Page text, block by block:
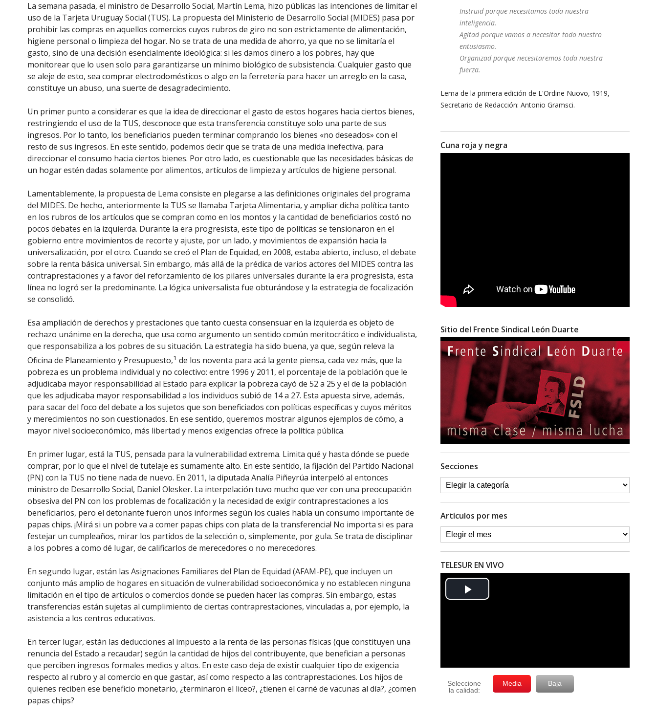
La semana pasada, el ministro de Desarrollo Social, Martín Lema, hizo públicas las intenciones de limitar el
uso de la Tarjeta Uruguay Social (TUS). La propuesta del Ministerio de Desarrollo Social (MIDES) pasa por
prohibir las compras en aquellos comercios cuyos rubros de giro no son estrictamente de alimentación,
higiene personal o limpieza del hogar. No se trata de una medida de ahorro, ya que no se limitaría el
gasto, sino de una decisión esencialmente ideológica: si les damos dinero a los pobres, hay que
monitorear que lo usen solo para garantizarse un mínimo biológico de subsistencia. Cualquier gasto que
se aleje de esto, sea comprar electrodomésticos o algo en la ferretería para hacer un arreglo en la casa,
constituye un abuso, una suerte de desagradecimiento.
Un primer punto a considerar es que la idea de direccionar el gasto de estos hogares hacia ciertos bienes,
restringiendo el uso de la TUS, desconoce que esta transferencia constituye solo una parte de sus
ingresos. Por lo tanto, los beneficiarios pueden terminar comprando los bienes «no deseados» con el
resto de sus ingresos. En este sentido, podemos decir que se trata de una medida inefectiva, para
direccionar el consumo hacia ciertos bienes. Por otro lado, es cuestionable que las necesidades básicas de
un hogar estén dadas solamente por alimentos, artículos de limpieza y artículos de higiene personal.
Lamentablemente, la propuesta de Lema consiste en plegarse a las definiciones originales del programa
del MIDES. De hecho, anteriormente la TUS se llamaba Tarjeta Alimentaria, y ampliar dicha política tanto
en los rubros de los artículos que se compran como en los montos y la cantidad de beneficiarios costó no
pocos debates en la izquierda. Durante la era progresista, este tipo de políticas se tensionaron en el
gobierno entre movimientos de recorte y ajuste, por un lado, y movimientos de expansión hacia la
universalización, por el otro. Cuando se creó el Plan de Equidad, en 2008, estaba abierto, incluso, el debate
sobre la renta básica universal. Sin embargo, más allá de la prédica de varios actores del MIDES contra las
contraprestaciones y a favor del reforzamiento de los pilares universales durante la era progresista, esta
línea no logró ser la predominante. La lógica universalista fue obturándose y la estrategia de focalización
se consolidó.
Esa ampliación de derechos y prestaciones que tanto cuesta consensuar en la izquierda es objeto de
rechazo unánime en la derecha, que usa como argumento un sentido común meritocrático e individualista,
que responsabiliza a los pobres de su situación. La estrategia ha sido buena, ya que, según releva la
Oficina de Planeamiento y Presupuesto,1 de los noventa para acá la gente piensa, cada vez más, que la
pobreza es un problema individual y no colectivo: entre 1996 y 2011, el porcentaje de la población que le
adjudicaba mayor responsabilidad al Estado para explicar la pobreza cayó de 52 a 25 y el de la población
que les adjudicaba mayor responsabilidad a los individuos subió de 14 a 27. Esta apuesta sirve, además,
para sacar del foco del debate a los sujetos que son beneficiados con políticas específicas y cuyos méritos
y merecimientos no son cuestionados. En ese sentido, queremos mostrar algunos ejemplos de cómo, a
mayor nivel socioeconómico, más libertad y menos exigencias ofrece la política pública.
En primer lugar, está la TUS, pensada para la vulnerabilidad extrema. Limita qué y hasta dónde se puede
comprar, por lo que el nivel de tutelaje es sumamente alto. En este sentido, la fijación del Partido Nacional
(PN) con la TUS no tiene nada de nuevo. En 2011, la diputada Analía Piñeyrúa interpeló al entonces
ministro de Desarrollo Social, Daniel Olesker. La interpelación tuvo mucho que ver con una preocupación
obsesiva del PN con los problemas de focalización y la necesidad de exigir contraprestaciones a los
beneficiarios, pero el detonante fueron unos informes según los cuales había un consumo importante de
papas chips. ¡Mirá si un pobre va a comer papas chips con plata de la transferencia! No importa si es para
festejar un cumpleaños, mirar los partidos de la selección o, simplemente, por gula. Se trata de disciplinar
a los pobres a como dé lugar, de calificarlos de merecedores o no merecedores.
En segundo lugar, están las Asignaciones Familiares del Plan de Equidad (AFAM-PE), que incluyen un
conjunto más amplio de hogares en situación de vulnerabilidad socioeconómica y no establecen ninguna
limitación en el tipo de artículos o comercios donde se pueden hacer las compras. Sin embargo, estas
transferencias están sujetas al cumplimiento de ciertas contraprestaciones, vinculadas a, por ejemplo, la
asistencia a los centros educativos.
En tercer lugar, están las deducciones al impuesto a la renta de las personas físicas (que constituyen una
renuncia del Estado a recaudar) según la cantidad de hijos del contribuyente, que benefician a personas
que perciben ingresos formales medios y altos. En este caso deja de existir cualquier tipo de exigencia
respecto al rubro y al comercio en que gastar, así como respecto a las contraprestaciones. Los hijos de
quienes reciben ese beneficio monetario, ¿terminaron el liceo?, ¿tienen el carné de vacunas al día?, ¿comen
papas chips?
Instruid porque necesitamos toda nuestra
inteligencia.
Agitad porque vamos a necesitar todo nuestro
entusiasmo.
Organizad porque necesitaremos toda nuestra
fuerza.
Lema de la primera edición de L'Ordine Nuovo, 1919,
Secretario de Redacción: Antonio Gramsci.
Cuna roja y negra
Sitio del Frente Sindical León Duarte
Secciones
Artículos por mes
TELESUR EN VIVO